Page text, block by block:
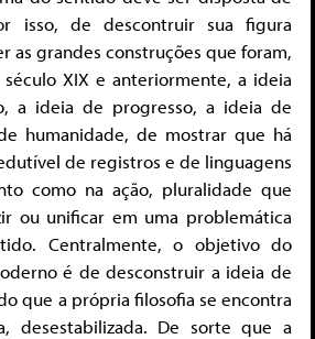
isso, de descontruir sua figura
as grandes construções que foram,
XIX e anteriormente, a ideia
a ideia de progresso, a ideia de
humanidade, de mostrar que há
de registros e de linguagens
como na ação, pluralidade que
ou unificar em uma problemática
Centralmente, o objetivo do
é de desconstruir a ideia de
que a própria filosofia se encontra
desestabilizada. De sorte que a